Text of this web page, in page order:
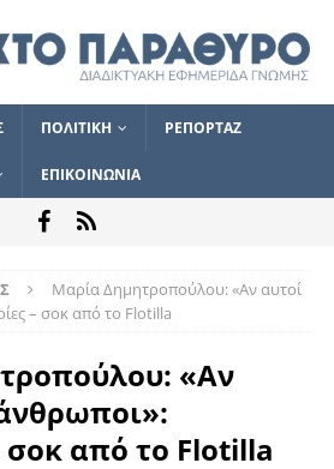
ΠΟΛΙΤΙΚΗ ΡΕΠΟΡΤΑΖ
ΕΠΙΚΟΙΝΩΝΙΑ
Μαρία Δημητροπούλου: «Αν αυτοί
– σοκ από το Flotilla
«Αν
σοκ από το Flotilla